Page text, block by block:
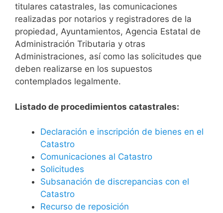
titulares catastrales, las comunicaciones
realizadas por notarios y registradores de la
propiedad, Ayuntamientos, Agencia Estatal de
Administración Tributaria y otras
Administraciones, así como las solicitudes que
deben realizarse en los supuestos
contemplados legalmente.
Listado de procedimientos catastrales:
Declaración e inscripción de bienes en el
Catastro
Comunicaciones al Catastro
Solicitudes
Subsanación de discrepancias con el
Catastro
Recurso de reposición